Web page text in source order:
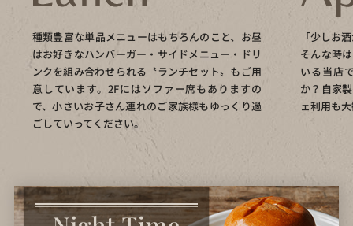
種類豊富な単品メニューはもちろんのこと、お昼
はお好きなハンバーガー・サイドメニュー・ドリ
ンクを組み合わせられる〝ランチセット〟もご用
意しています。2Fにはソファー席もありますの
で、小さいお子さん連れのご家族様もゆっくり過
ごしていってください。
「少しお
そんな時
いる当店
か？自家
ェ利用も